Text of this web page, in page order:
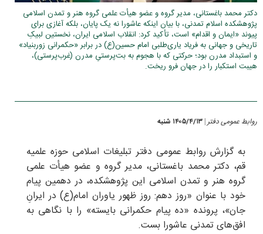
دکتر محمد باغستانی، مدیر گروه و عضو هیأت علمی گروه هنر و تمدن اسلامی
پژوهشکده اسلام تمدنی، با بیان اینکه عاشورا نه یک پایان، بلکه آغازی برای
پیوند «ایمان و اقدام» است، تأکید کرد: انقلاب اسلامی ایران، نخستین لبیکِ
تاریخی و جهانی به فریاد یاری‌طلبی امام حسین(ع) در برابر «حکمرانی زوربنیاد»
و استبداد مدرن بود؛ حرکتی که با هجوم به بت‌پرستیِ مدرن (غرب‌پرستی)،
هیبت استکبار را در جهان فرو ریخت.
روابط عمومی دفتر | ۱۴۰۵/۴/۱۳ شنبه
به گزارش روابط عمومی دفتر تبلیغات اسلامی حوزه علمیه
قم، دکتر محمد باغستانی، مدیر گروه و عضو هیأت علمی
گروه هنر و تمدن اسلامی این پژوهشکده، در دهمین پیام
خود با عنوان «روز دهم: روز ظهور یاوران امام(ع) در ایرانِ
جان»، پرونده «ده پیام حکمرانی بایسته» را با نگاهی به
افق‌های تمدنی عاشورا بست.